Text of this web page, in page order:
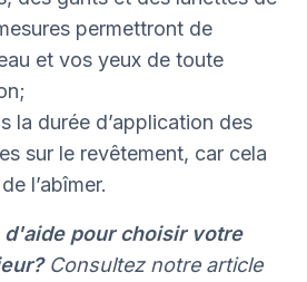
permettront de
et vos yeux de toute
la durée d’application des
sur le revêtement, car cela
l’abîmer.
d'aide pour choisir votre
Consultez notre article